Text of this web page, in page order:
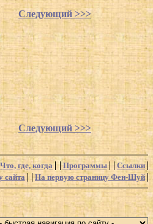
Следующий >>>
Следующий >>>
Что, где, когда Программы
Ссылки
сайта
На первую страницу Фен-Шуй